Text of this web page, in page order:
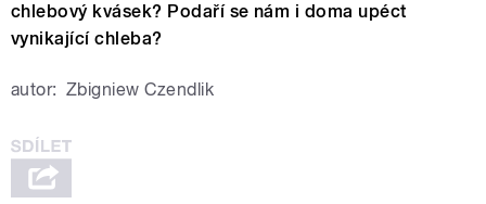
chlebový kvásek? Podaří se nám i doma upéct
vynikající chleba?
autor: Zbigniew Czendlik